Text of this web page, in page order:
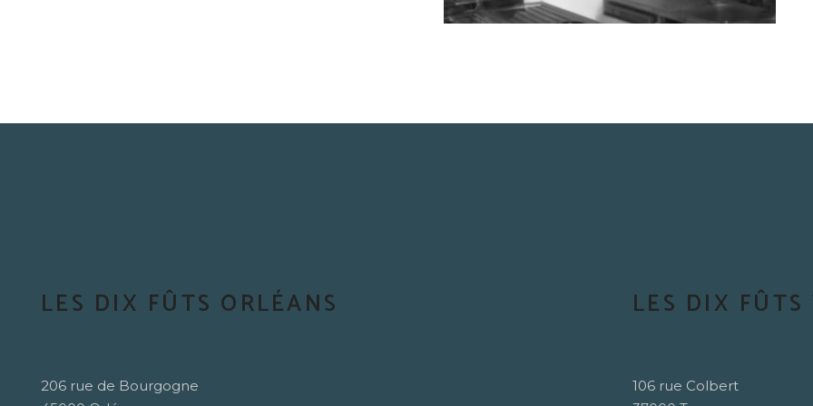
LES DIX FÛTS ORLÉANS
206 rue de Bourgogne
LES DIX FÛTS
106 rue Colbert